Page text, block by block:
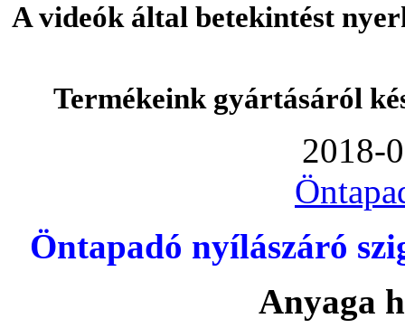
A videók által betekintést
Termékeink gyártásáról
2018-
Öntapadó nyílászáró
Anyaga